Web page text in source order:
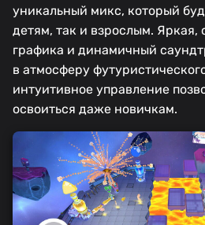
уникальный микс, который
детям, так и взрослым. Яркая,
графика и динамичный
в атмосферу
интуитивное управление
освоиться даже новичкам.